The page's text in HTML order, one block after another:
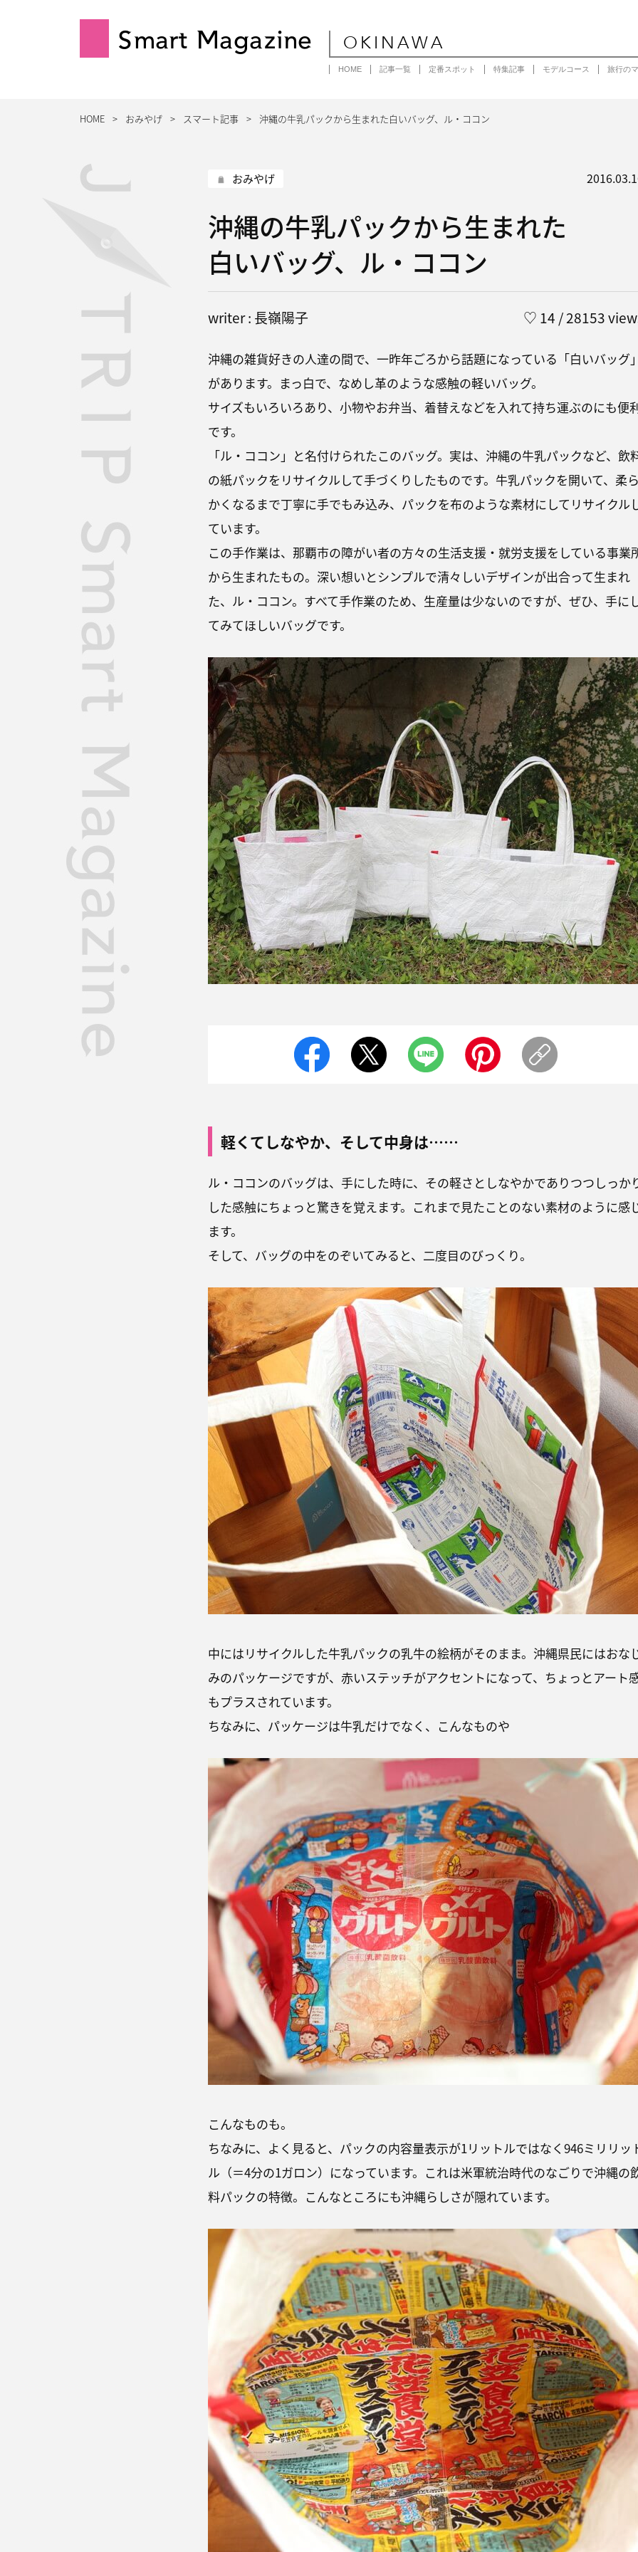
Smart Magazine OKINAWA
HOME 記事一覧 定番スポット 特集記事 モデルコース 旅行の
HOME おみやげ スマート記事 沖縄の牛乳パックから生まれた白いバッグ、ル・ココン
おみやげ
沖縄の牛乳パックから生まれた
白いバッグ、ル・ココン
writer : 長嶺陽子 ♡ 14 / 28153
沖縄の雑貨好きの人達の間で、一昨年ごろから話題になっている「白いバッグ
があります。まっ白で、なめし革のような感触の軽いバッグ。
サイズもいろいろあり、小物やお弁当、着替えなどを入れて持ち運ぶのにも便
です。
「ル・ココン」と名付けられたこのバッグ。実は、沖縄の牛乳パックなど、飲
の紙パックをリサイクルして手づくりしたものです。牛乳パックを開いて、柔
かくなるまで丁寧に手でもみ込み、パックを布のような素材にしてリサイクル
ています。
この手作業は、那覇市の障がい者の方々の生活支援・就労支援をしている事業
から生まれたもの。深い想いとシンプルで清々しいデザインが出合って生まれ
た、ル・ココン。すべて手作業のため、生産量は少ないのですが、ぜひ、手に
てみてほしいバッグです。
軽くてしなやか、そして中身は……
ル・ココンのバッグは、手にした時に、その軽さとしなやかでありつつしっか
した感触にちょっと驚きを覚えます。これまで見たことのない素材のように感
ます。
そして、バッグの中をのぞいてみると、二度目のびっくり。
中にはリサイクルした牛乳パックの乳牛の絵柄がそのまま。沖縄県民にはおな
みのパッケージですが、赤いステッチがアクセントになって、ちょっとアート
もプラスされています。
ちなみに、パッケージは牛乳だけでなく、こんなものや
こんなものも。
ちなみに、よく見ると、パックの内容量表示が1リットルではなく946ミリリッ
ル（＝4分の1ガロン）になっています。これは米軍統治時代のなごりで沖縄の
料パックの特徴。こんなところにも沖縄らしさが隠れています。